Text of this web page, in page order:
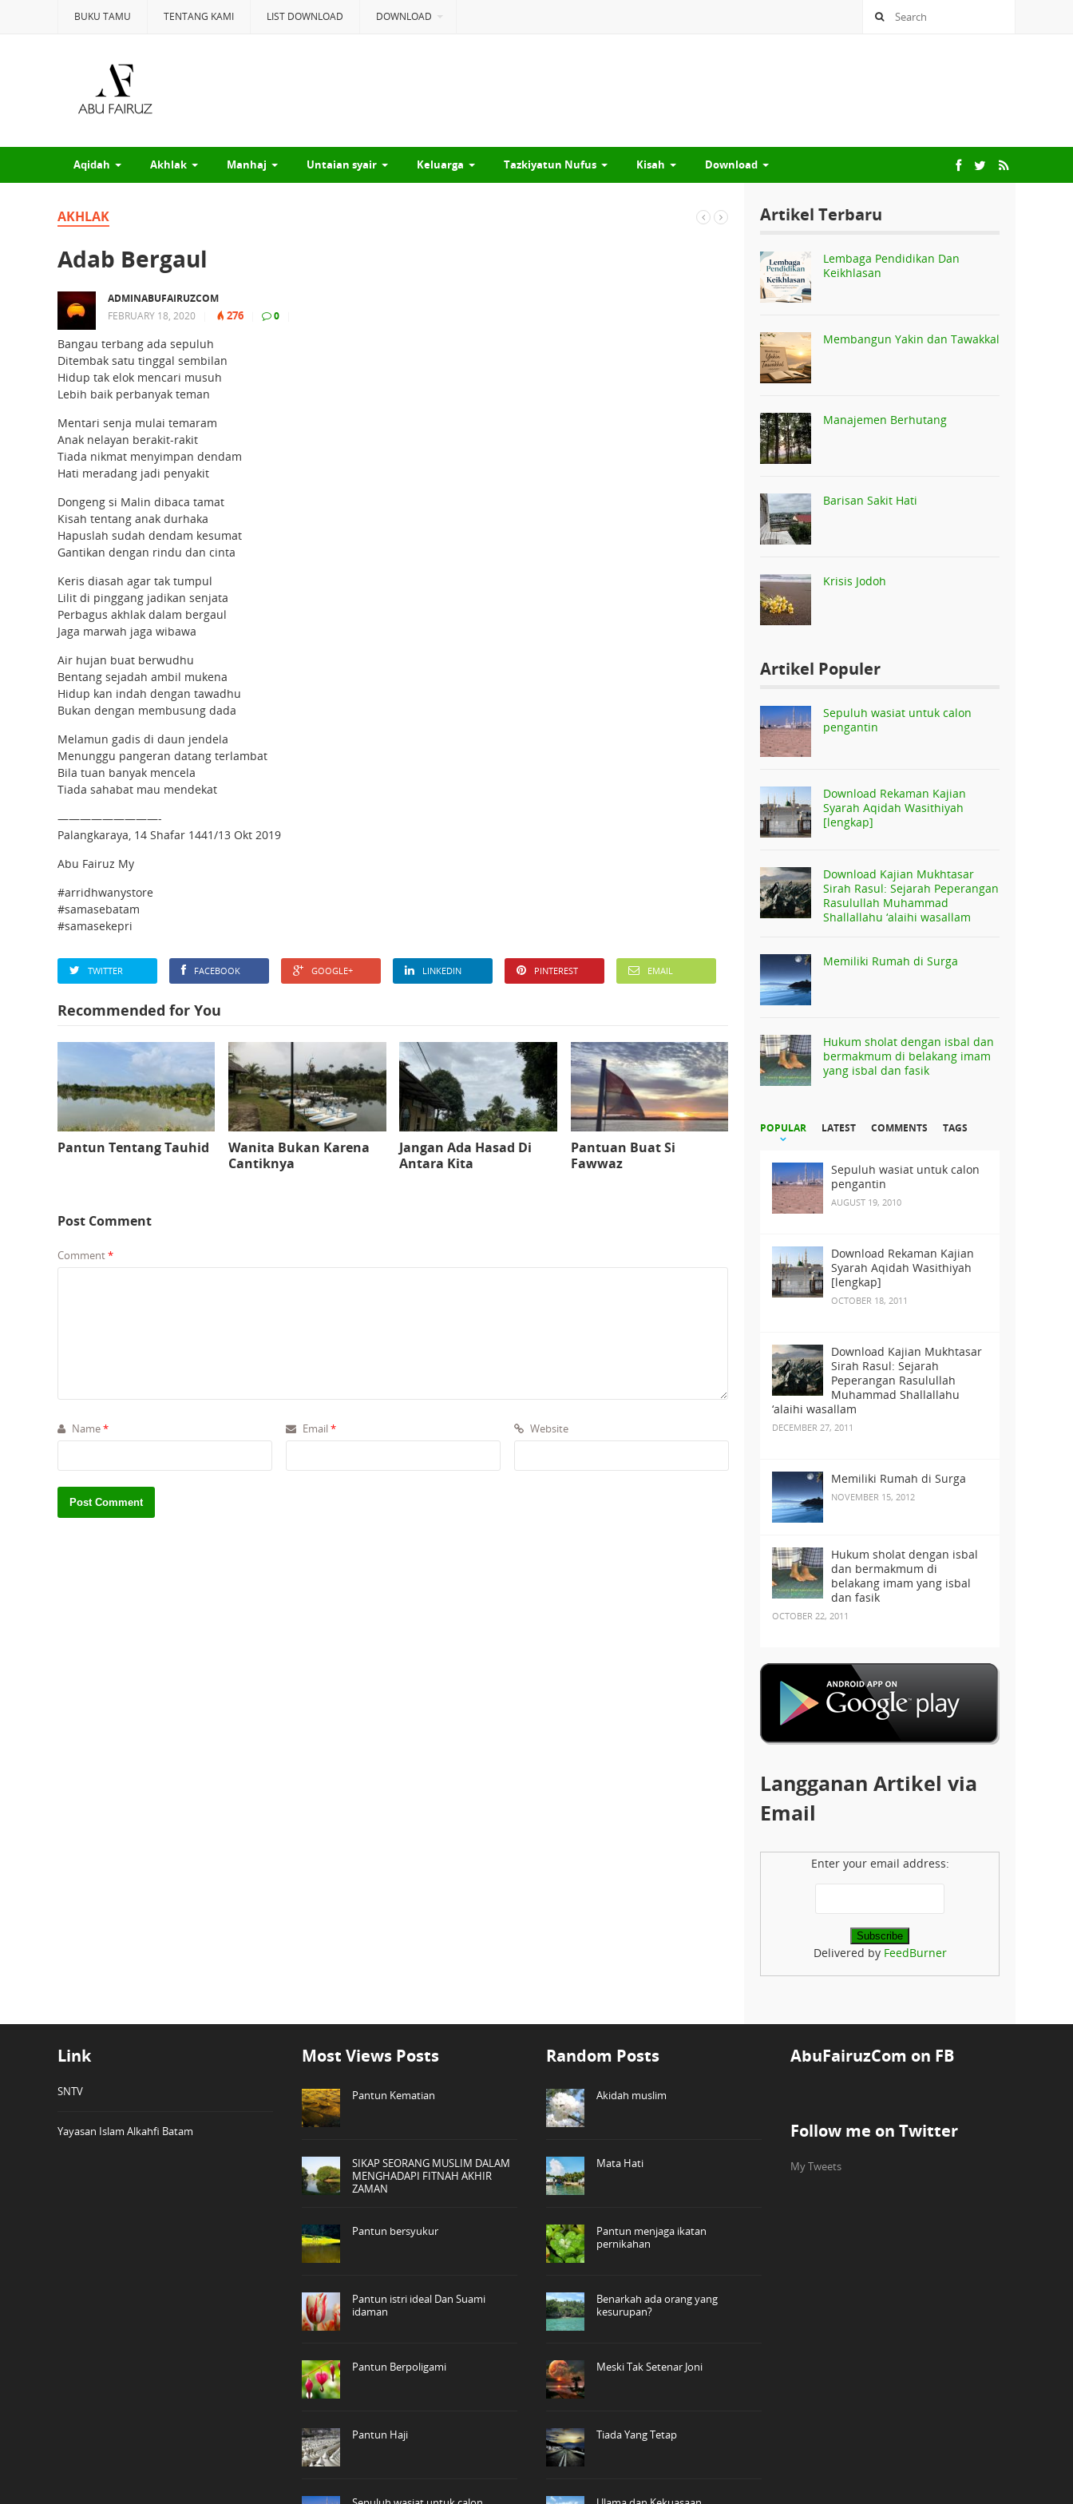
BUKU TAMU TENTANG KAMI LIST DOWNLOAD DOWNLOAD
Aqidah Akhlak Manhaj Untaian syair Keluarga Tazkiyatun Nufus Kisah Download
AKHLAK
Adab Bergaul
ADMINABUFAIRUZCOM
FEBRUARY 18, 2020
276 0
Bangau terbang ada sepuluh
Ditembak satu tinggal sembilan
Hidup tak elok mencari musuh
Lebih baik perbanyak teman
Mentari senja mulai temaram
Anak nelayan berakit-rakit
Tiada nikmat menyimpan dendam
Hati meradang jadi penyakit
Dongeng si Malin dibaca tamat
Kisah tentang anak durhaka
Hapuslah sudah dendam kesumat
Gantikan dengan rindu dan cinta
Keris diasah agar tak tumpul
Lilit di pinggang jadikan senjata
Perbagus akhlak dalam bergaul
Jaga marwah jaga wibawa
Air hujan buat berwudhu
Bentang sejadah ambil mukena
Hidup kan indah dengan tawadhu
Bukan dengan membusung dada
Melamun gadis di daun jendela
Menunggu pangeran datang terlambat
Bila tuan banyak mencela
Tiada sahabat mau mendekat
—————————-
Palangkaraya, 14 Shafar 1441/13 Okt 2019
Abu Fairuz My
#arridhwanystore
#samasebatam
#samasekepri
TWITTER FACEBOOK GOOGLE+ LINKEDIN PINTEREST EMAIL
Recommended for You
Pantun Tentang Tauhid
Wanita Bukan Karena
Cantiknya
Jangan Ada Hasad Di
Antara Kita
Pantuan Buat Si
Fawwaz
Post Comment
Comment*
Name* Email * Website
Artikel Terbaru
Lembaga Pendidikan Dan
Keikhlasan
Membangun Yakin dan Tawakkal
Manajemen Berhutang
Barisan Sakit Hati
Krisis Jodoh
Artikel Populer
Sepuluh wasiat untuk calon
pengantin
Download Rekaman Kajian
Syarah Aqidah Wasithiyah
[lengkap]
Download Kajian Mukhtasar
Sirah Rasul: Sejarah Peperangan
Rasulullah Muhammad
Shallallahu ‘alaihi wasallam
Memiliki Rumah di Surga
Hukum sholat dengan isbal dan
bermakmum di belakang imam
yang isbal dan fasik
POPULAR LATEST COMMENTS TAGS
Sepuluh wasiat untuk calon
pengantin
AUGUST 19, 2010
Download Rekaman Kajian
Syarah Aqidah Wasithiyah
[lengkap]
OCTOBER 18, 2011
Download Kajian Mukhtasar
Sirah Rasul: Sejarah
Peperangan Rasulullah
Muhammad Shallallahu
‘alaihi wasallam
DECEMBER 27, 2011
Memiliki Rumah di Surga
NOVEMBER 15, 2012
Hukum sholat dengan isbal
dan bermakmum di
belakang imam yang isbal
dan fasik
OCTOBER 22, 2011
Langganan Artikel via
Email
Enter your email address:
Delivered by FeedBurner
Link
SNTV
Yayasan Islam Alkahfi Batam
Most Views Posts
Pantun Kematian
SIKAP SEORANG MUSLIM DALAM
MENGHADAPI FITNAH AKHIR
ZAMAN
Pantun bersyukur
Pantun istri ideal Dan Suami
idaman
Pantun Berpoligami
Pantun Haji
Random Posts
Akidah muslim
Mata Hati
Pantun menjaga ikatan
pernikahan
Benarkah ada orang yang
kesurupan?
Meski Tak Setenar Joni
Tiada Yang Tetap
AbuFairuzCom on FB
Follow me on Twitter
My Tweets